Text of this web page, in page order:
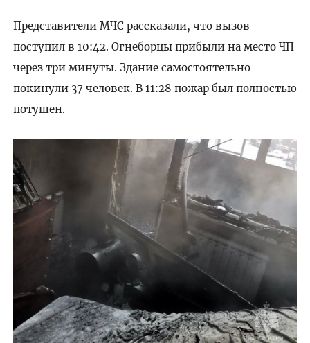
Представители МЧС рассказали, что вызов
поступил в 10:42. Огнеборцы прибыли на место ЧП
через три минуты. Здание самостоятельно
покинули 37 человек. В 11:28 пожар был полностью
потушен.